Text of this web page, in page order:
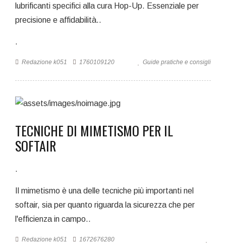
lubrificanti specifici alla cura Hop-Up. Essenziale per
precisione e affidabilità..
.
Redazione k051 1760109120 Guide pratiche e consigli
TECNICHE DI MIMETISMO PER IL
SOFTAIR
.
Il mimetismo è una delle tecniche più importanti nel
softair, sia per quanto riguarda la sicurezza che per
l'efficienza in campo..
Redazione k051 1672676280